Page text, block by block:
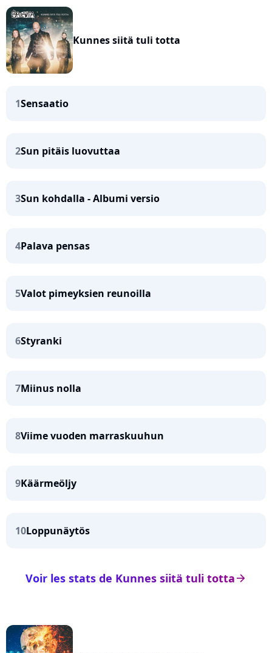
Kunnes siitä tuli totta
1Sensaatio
2Sun pitäis luovuttaa
3Sun kohdalla - Albumi versio
4Palava pensas
5Valot pimeyksien reunoilla
6Styranki
7Miinus nolla
8Viime vuoden marraskuuhun
9Käärmeöljy
10Loppunäytös
arrow_right
Voir les stats de Kunnes siitä tuli totta